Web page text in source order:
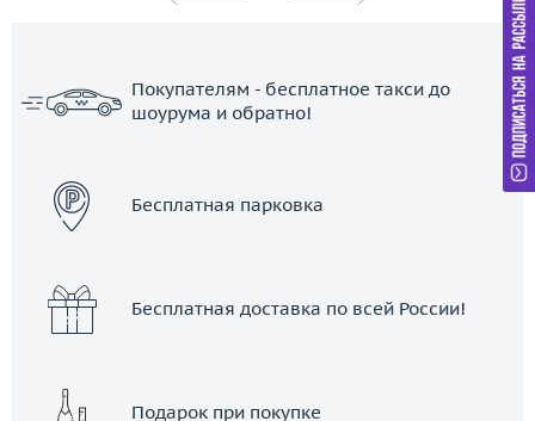
Покупателям - бесплатное такси до
шоурума и обратно!
Бесплатная парковка
Бесплатная доставка по всей России!
Подарок при покупке